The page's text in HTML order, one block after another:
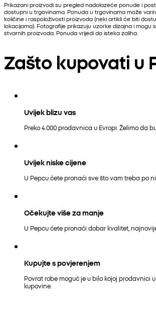
Prikazani proizvodi su pregled nadolazeće ponude i
dostupni u trgovinama. Ponuda u trgovinama može
količine i raspoloživosti proizvoda (neki artikli će biti
lokacijama). Fotografije prikazuju uzorke dizajna i mogu
stvarnih proizvoda. Ponuda vrijedi do isteka zaliha.
Zašto kupovati u
Uvijek blizu vas
Preko 4.000 prodavnica u Evropi. Želimo da
Uvijek niske cijene
U Pepcu ćete pronaći sve što vam treba po
Očekujte više za manje
U Pepcu ćete pronaći dobar kvalitet,
Kupujte s povjerenjem
Povrat robe moguć je u bilo kojoj prodavnici
kupovine.